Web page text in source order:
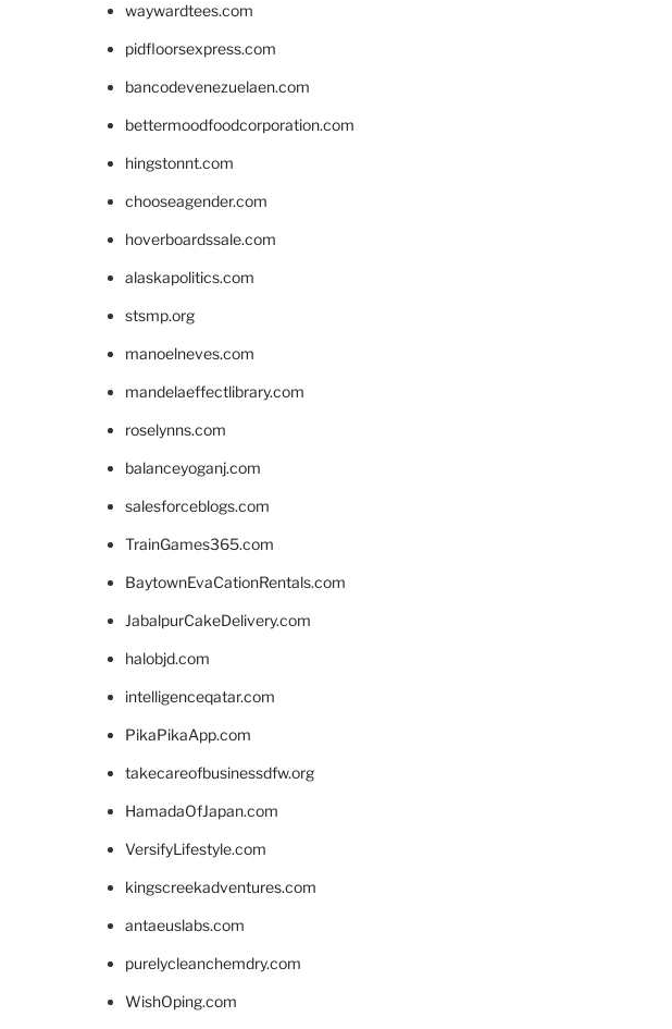
waywardtees.com
pidfloorsexpress.com
bancodevenezuelaen.com
bettermoodfoodcorporation.com
hingstonnt.com
chooseagender.com
hoverboardssale.com
alaskapolitics.com
stsmp.org
manoelneves.com
mandelaeffectlibrary.com
roselynns.com
balanceyoganj.com
salesforceblogs.com
TrainGames365.com
BaytownEvaCationRentals.com
JabalpurCakeDelivery.com
halobjd.com
intelligenceqatar.com
PikaPikaApp.com
takecareofbusinessdfw.org
HamadaOfJapan.com
VersifyLifestyle.com
kingscreekadventures.com
antaeuslabs.com
purelycleanchemdry.com
WishOping.com